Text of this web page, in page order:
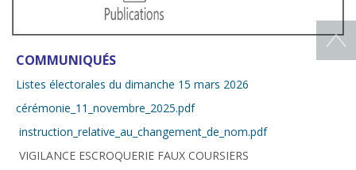
COMMUNIQUÉS
Listes électorales du dimanche 15 mars 2026
cérémonie_11_novembre_2025.pdf
instruction_relative_au_changement_de_nom.pdf
VIGILANCE ESCROQUERIE FAUX COURSIERS